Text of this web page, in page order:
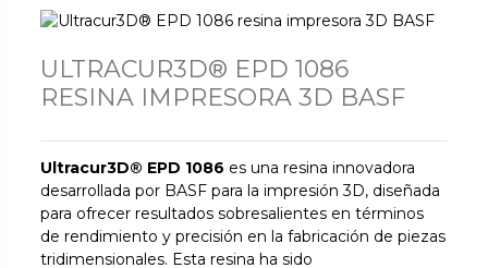
ULTRACUR3D® EPD 1086
RESINA IMPRESORA 3D BASF
Ultracur3D® EPD 1086 es una resina innovadora
desarrollada por BASF para la impresión 3D, diseñada
para ofrecer resultados sobresalientes en términos
de rendimiento y precisión en la fabricación de piezas
tridimensionales. Esta resina ha sido